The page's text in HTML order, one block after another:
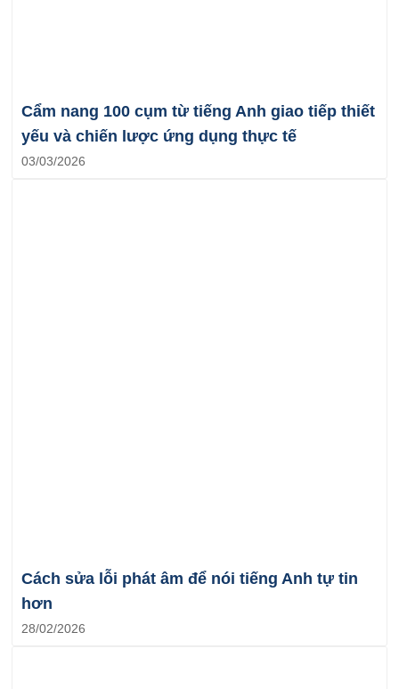
Cẩm nang 100 cụm từ tiếng Anh giao tiếp thiết
yếu và chiến lược ứng dụng thực tế
03/03/2026
Cách sửa lỗi phát âm để nói tiếng Anh tự tin
hơn
28/02/2026